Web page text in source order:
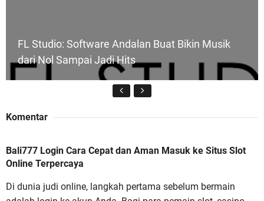
FL Studio: Software Andalan Buat Bikin Musik
dari Nol Sampai Jadi Hits
Bali777 Login Cara Cepat dan Aman Masuk ke
Komentar
Bali777 Login Cara Cepat dan Aman Masuk ke Situs Slot
Online Terpercaya
Di dunia judi online, langkah pertama sebelum bermain